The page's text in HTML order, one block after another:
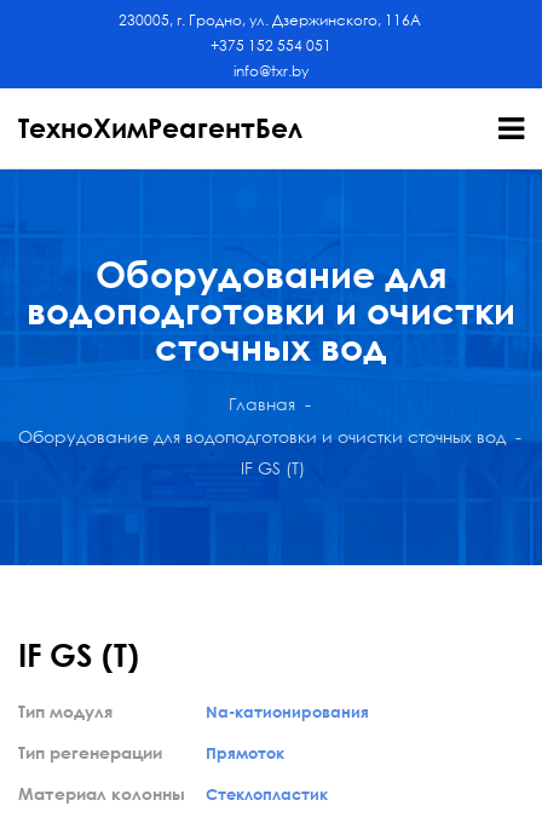
230005, г. Гродно, ул. Дзержинского, 116А
+375 152 554 051
info@txr.by
ТехноХимРеагентБел
Оборудование для
водоподготовки и очистки
сточных вод
Главная
Оборудование для водоподготовки и очистки сточных вод
IF GS (T)
IF GS (T)
Тип модуля Na-катионирования
Тип регенерации Прямоток
Материал колонны Cтеклопластик